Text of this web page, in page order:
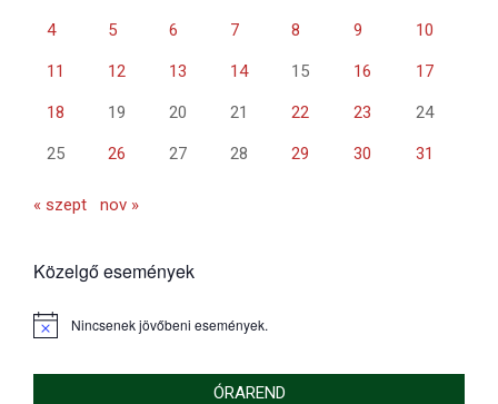
4 5 6 7 8 9 10
11 12 13 14 15 16 17
18 19 20 21 22 23 24
25 26 27 28 29 30 31
« szept nov »
Közelgő események
Notice Nincsenek jövőbeni események.
ÓRAREND